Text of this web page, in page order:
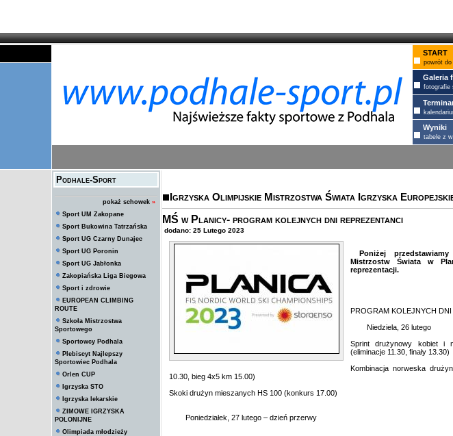
START
powrót do
Galeria
fotografie
Wyniki
tabele z
Podhale-Sport
pokaż schowek »
Sport UM Zakopane
Sport Bukowina Tatrzańska
Sport UG Czarny Dunajec
Sport UG Poronin
Sport UG Jabłonka
Zakopiańska Liga Biegowa
Sport i zdrowie
EUROPEAN CLIMBING
ROUTE
Szkoła Mistrzostwa
Sportowego
Sportowcy Podhala
Plebiscyt Najlepszy
Sportowiec Podhala
Orlen CUP
Igrzyska STO
Igrzyska lekarskie
ZIMOWE IGRZYSKA
POLONIJNE
Olimpiada młodzieży
Igrzyska Olimpijskie Mistrzostwa Świata Igrzyska
MŚ w Planicy- program kolejnych dni reprezentanci
dodano: 25 Lutego 2023
Poniżej
Mistrzostw Świata w
reprezentacji.
PROGRAM KOLEJNYCH
Niedziela, 26 lutego
Sprint drużynowy kobiet i
(eliminacje 11.30, finały 13.30)
Kombinacja norweska
10.30, bieg 4x5 km 15.00)
Skoki drużyn mieszanych HS 100 (konkurs 17.00)
Poniedziałek, 27 lutego – dzień przerwy